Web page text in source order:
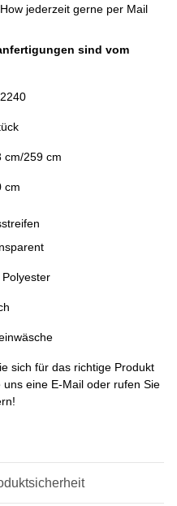
jederzeit gerne per Mail
sind vom
cm/259 cm
cm
Polyester
sich für das richtige Produkt
eine E-Mail oder rufen Sie